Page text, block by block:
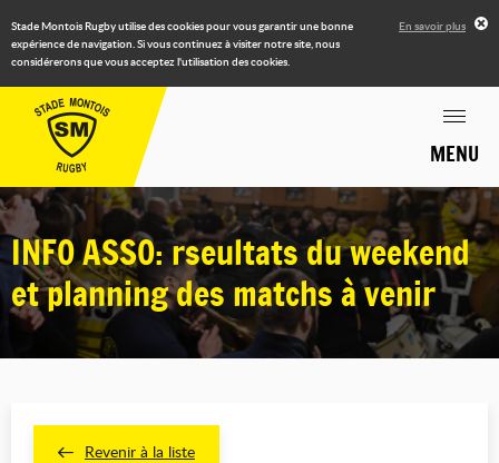
Stade Montois Rugby utilise des cookies pour vous garantir une bonne
expérience de navigation. Si vous continuez à visiter notre site, nous
considérerons que vous acceptez l'utilisation des cookies.
En savoir plus
MENU
INFO ASSO: rseultats du weekend
et planning des matchs à venir
Revenir à la liste